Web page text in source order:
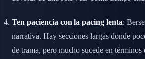
Ten paciencia con la pacing lenta:
narrativa. Hay secciones largas donde
de trama, pero mucho sucede en términos